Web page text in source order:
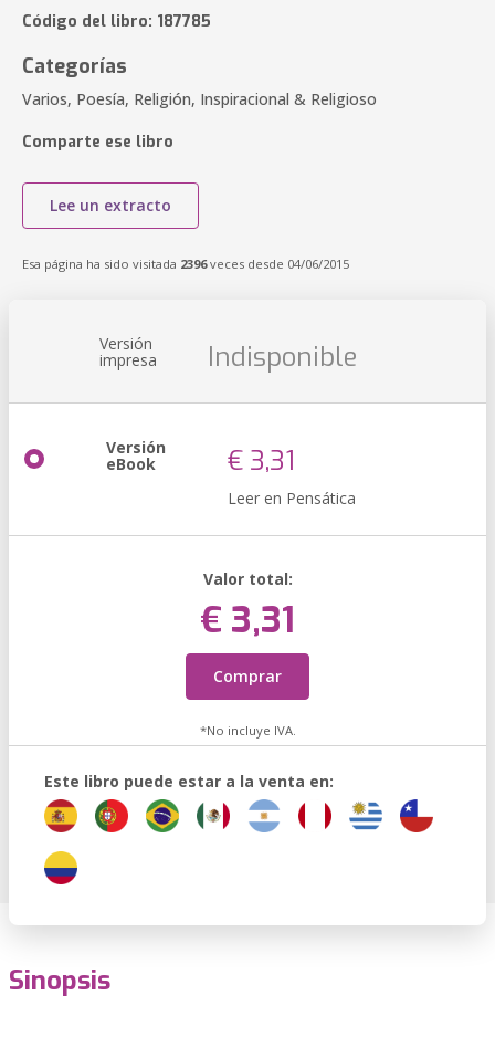
Código del libro: 187785
Categorías
Varios, Poesía, Religión, Inspiracional & Religioso
Comparte ese libro
Lee un extracto
Esa página ha sido visitada 2396veces desde 04/06/2015
Versión
impresa Indisponible
Versión
eBook € 3,31
Leer en Pensática
Valor total:
€ 3,31
Comprar
*No incluye IVA.
Este libro puede estar a la venta en:
Sinopsis